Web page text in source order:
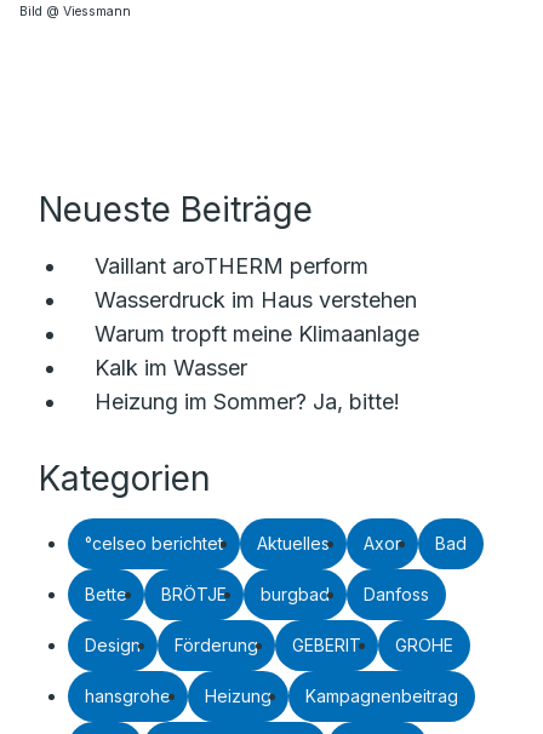
Bild @ Viessmann
Neueste Beiträge
Vaillant aroTHERM perform
Wasserdruck im Haus verstehen
Warum tropft meine Klimaanlage
Kalk im Wasser
Heizung im Sommer? Ja, bitte!
Kategorien
°celseo berichtet Aktuelles Axor Bad
Bette BRÖTJE burgbad Danfoss
Design Förderung GEBERIT GROHE
hansgrohe Heizung Kampagnenbeitrag